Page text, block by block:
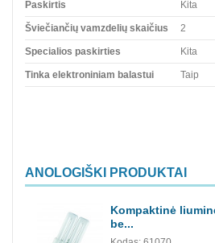
Paskirtis Kita
Šviečiančių vamzdelių skaičius 2
Specialios paskirties Kita
Tinka elektroniniam balastui Taip
ANOLOGIŠKI PRODUKTAI
Kompaktinė
be...